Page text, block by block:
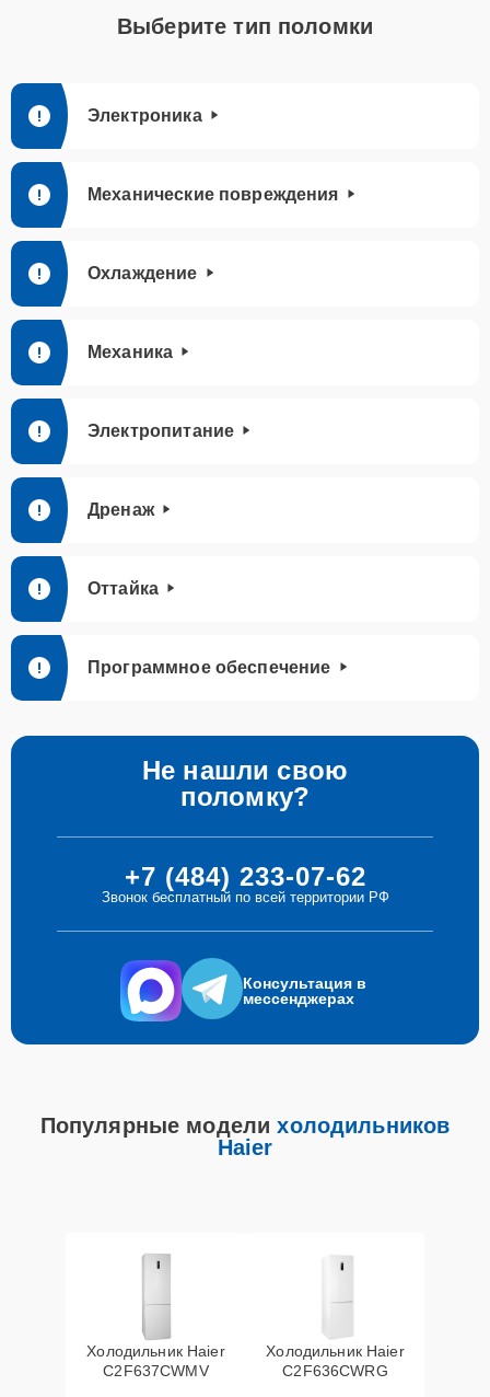
Выберите тип поломки
Электроника
Механические повреждения
Охлаждение
Механика
Электропитание
Дренаж
Оттайка
Программное обеспечение
Не нашли свою
поломку?
+7 (484) 233-07-62
Звонок бесплатный по всей территории РФ
Консультация в
мессенджерах
Популярные моделихолодильников
Haier
Холодильник Haier
C2F637CWMV
Холодильник Haier
C2F636CWRG